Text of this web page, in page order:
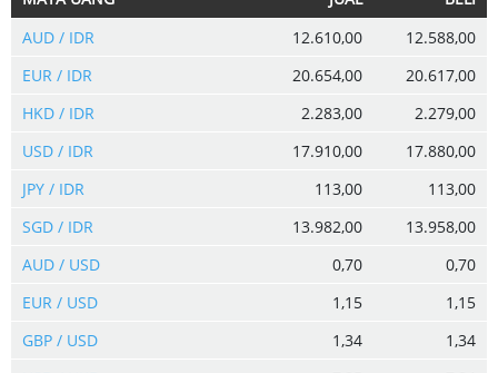
AUD / IDR
12.610,00
12.588,00
EUR / IDR
20.654,00
20.617,00
HKD / IDR
2.283,00
2.279,00
USD / IDR
17.910,00
17.880,00
JPY / IDR
113,00
113,00
SGD / IDR
13.982,00
13.958,00
AUD / USD
0,70
0,70
EUR / USD
1,15
1,15
GBP / USD
1,34
1,34